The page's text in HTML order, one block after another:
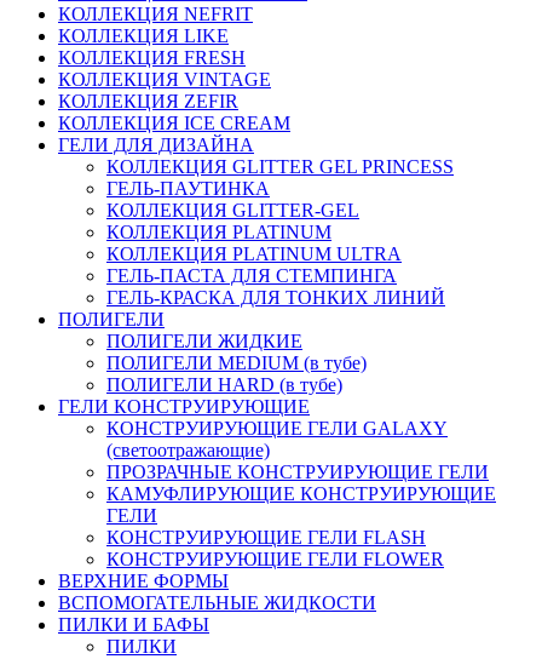
КОЛЛЕКЦИЯ NEFRIT
КОЛЛЕКЦИЯ LIKE
КОЛЛЕКЦИЯ FRESH
КОЛЛЕКЦИЯ VINTAGE
КОЛЛЕКЦИЯ ZEFIR
КОЛЛЕКЦИЯ ICE CREAM
ГЕЛИ ДЛЯ ДИЗАЙНА
КОЛЛЕКЦИЯ GLITTER GEL PRINCESS
ГЕЛЬ-ПАУТИНКА
КОЛЛЕКЦИЯ GLITTER-GEL
КОЛЛЕКЦИЯ PLATINUM
КОЛЛЕКЦИЯ PLATINUM ULTRA
ГЕЛЬ-ПАСТА ДЛЯ СТЕМПИНГА
ГЕЛЬ-КРАСКА ДЛЯ ТОНКИХ ЛИНИЙ
ПОЛИГЕЛИ
ПОЛИГЕЛИ ЖИДКИЕ
ПОЛИГЕЛИ MEDIUM (в тубе)
ПОЛИГЕЛИ HARD (в тубе)
ГЕЛИ КОНСТРУИРУЮЩИЕ
КОНСТРУИРУЮЩИЕ ГЕЛИ GALAXY
(светоотражающие)
ПРОЗРАЧНЫЕ КОНСТРУИРУЮЩИЕ ГЕЛИ
КАМУФЛИРУЮЩИЕ КОНСТРУИРУЮЩИЕ
ГЕЛИ
КОНСТРУИРУЮЩИЕ ГЕЛИ FLASH
КОНСТРУИРУЮЩИЕ ГЕЛИ FLOWER
ВЕРХНИЕ ФОРМЫ
ВСПОМОГАТЕЛЬНЫЕ ЖИДКОСТИ
ПИЛКИ И БАФЫ
ПИЛКИ